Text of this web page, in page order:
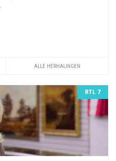
ALLE HERHALINGEN
RTL 7